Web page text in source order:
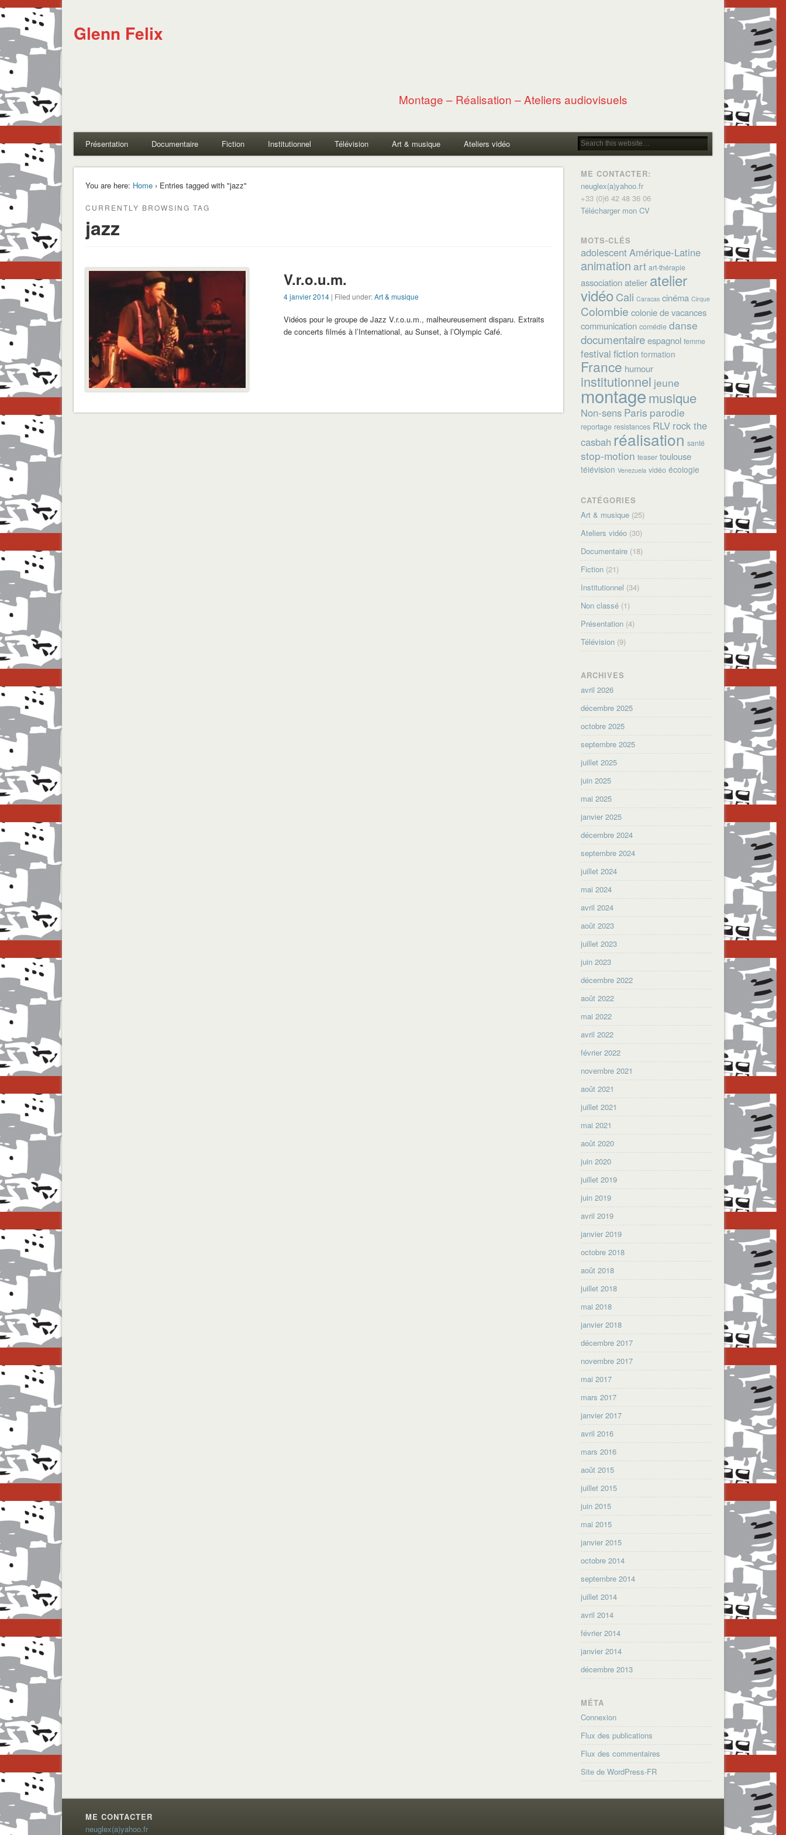
Glenn Felix
Montage – Réalisation – Ateliers audiovisuels
Présentation Documentaire Fiction Institutionnel Télévision Art & musique Ateliers vidéo
You are here: Home› Entries tagged with "jazz"
CURRENTLY BROWSING TAG
jazz
V.r.o.u.m.
4 janvier 2014 | Filed under:Art & musique
Vidéos pour le groupe de Jazz V.r.o.u.m., malheureusement disparu. Extraits
de concerts filmés à l’International, au Sunset, à l’Olympic Café.
ME CONTACTER:
neuglex(a)yahoo.fr
+33 (0)6 42 48 36 06
Télécharger mon CV
MOTS-CLÉS
adolescent Amérique-Latine
animation art art-thérapie
association atelier atelier
vidéoCali Caracas cinéma Cirque
Colombie colonie de vacances
communication comédie danse
documentaire espagnol femme
festival fiction formation
France humour
institutionnel jeune
montagemusique
Non-sens Paris parodie
reportage resistances RLV rock the
casbah réalisation santé
stop-motion teaser toulouse
télévision Venezuela vidéo écologie
CATÉGORIES
Art & musique (25)
Ateliers vidéo (30)
Documentaire (18)
Fiction (21)
Institutionnel (34)
Non classé (1)
Présentation (4)
Télévision (9)
ARCHIVES
avril 2026
décembre 2025
octobre 2025
septembre 2025
juillet 2025
juin 2025
mai 2025
janvier 2025
décembre 2024
septembre 2024
juillet 2024
mai 2024
avril 2024
août 2023
juillet 2023
juin 2023
décembre 2022
août 2022
mai 2022
avril 2022
février 2022
novembre 2021
août 2021
juillet 2021
mai 2021
août 2020
juin 2020
juillet 2019
juin 2019
avril 2019
janvier 2019
octobre 2018
août 2018
juillet 2018
mai 2018
janvier 2018
décembre 2017
novembre 2017
mai 2017
mars 2017
janvier 2017
avril 2016
mars 2016
août 2015
juillet 2015
juin 2015
mai 2015
janvier 2015
octobre 2014
septembre 2014
juillet 2014
avril 2014
février 2014
janvier 2014
décembre 2013
MÉTA
Connexion
Flux des publications
Flux des commentaires
Site de WordPress-FR
ME CONTACTER
neuglex(a)yahoo.fr